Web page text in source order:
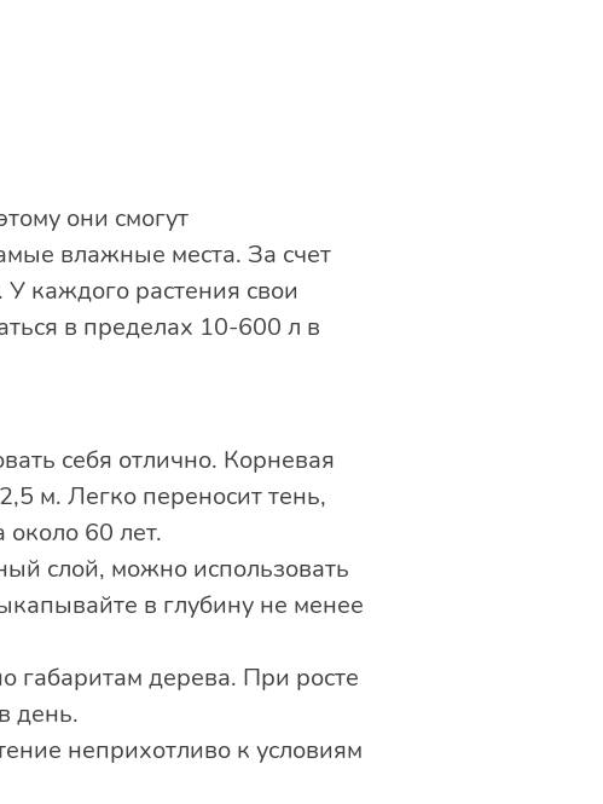
они смогут
влажные места. За счет
каждого растения свои
в пределах 10-600 л в
себя отлично. Корневая
м. Легко переносит тень,
около 60 лет.
слой, можно использовать
в глубину не менее
габаритам дерева. При росте
день.
неприхотливо к условиям